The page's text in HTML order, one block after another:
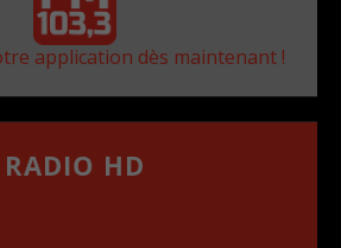
application dès maintenant !
RADIO HD